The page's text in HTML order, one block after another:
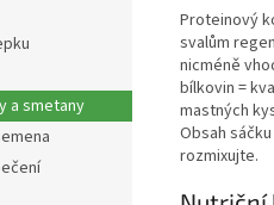
a smetany
Proteinový
svalům
nicméně
bílkovin =
mastných
Obsah
rozmixujte.